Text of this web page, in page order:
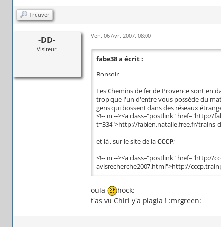
Trouver
-DD-
Visiteur
Ven. 06 Avr. 2007, 08:00
fabe38 a écrit :
Bonsoir
Les Chemins de fer de Provence sont en
trop que l'un d'entre vous possède du
gens qui bossent dans des réseaux
<!-- m --><a class="postlink" href="http://
t=334">http://fabien.natalie.free.fr/trains-
et là , sur le site de laCCCP;
<!-- m --><a class="postlink" href="http://
avisrecherche2007.html">http://
oula
hock:
t'as vu Chiri y'a plagia ! :mrgreen: